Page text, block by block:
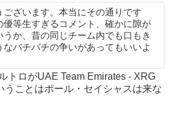
ございます。本当にその通りです
優等生すぎるコメント、確かに隙が
か、昔の同じチーム内でも口もき
バチバチの争いがあってもいいよ
トロがUAE Team Emirates - XRG
うことはポール・セイシャスは来な